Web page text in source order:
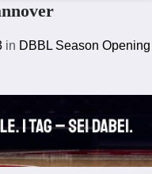
in DBBL Season Opening